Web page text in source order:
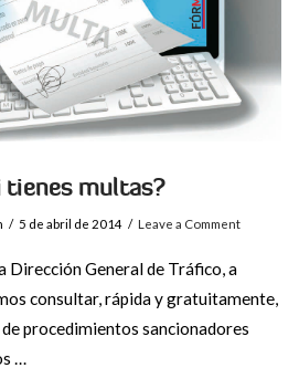
tienes multas?
5 de abril de 2014 Leave a Comment
Dirección General de Tráfico, a
consultar, rápida y gratuitamente,
procedimientos sancionadores
…